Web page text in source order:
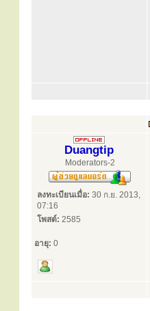
Duangtip
Moderators-2
ลงทะเบียนเมื่อ: 30 ก.ย. 2013,
07:16
โพสต์: 2585
อายุ: 0